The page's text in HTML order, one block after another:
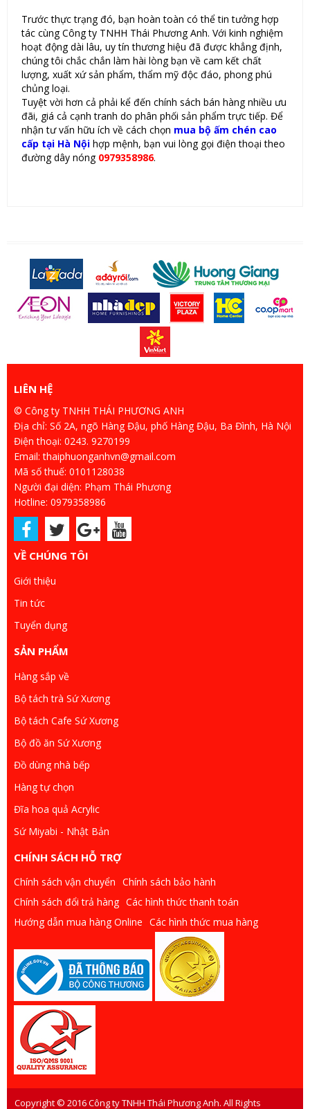
Trước thực trạng đó, bạn hoàn toàn có thể tin tưởng hợp
tác cùng Công ty TNHH Thái Phương Anh. Với kinh nghiệm
hoạt động dài lâu, uy tín thương hiệu đã được khẳng định,
chúng tôi chắc chắn làm hài lòng bạn về cam kết chất
lượng, xuất xứ sản phẩm, thẩm mỹ độc đáo, phong phú
chủng loại.
Tuyệt vời hơn cả phải kể đến chính sách bán hàng nhiều ưu
đãi, giá cả cạnh tranh do phân phối sản phẩm trực tiếp. Để
nhận tư vấn hữu ích về cách chọn mua bộ ấm chén cao
cấp tại Hà Nội hợp mệnh, bạn vui lòng gọi điện thoại theo
đường dây nóng 0979358986.
LIÊN HỆ
© Công ty TNHH THÁI PHƯƠNG ANH
Địa chỉ: Số 2A, ngõ Hàng Đậu, phố Hàng Đậu, Ba Đình, Hà Nội
Điện thoại: 0243. 9270199
Email: thaiphuonganhvn@gmail.com
Mã số thuế: 0101128038
Người đại diện: Phạm Thái Phương
Hotline: 0979358986
VỀ CHÚNG TÔI
Giới thiệu
Tin tức
Tuyển dụng
SẢN PHẨM
Hàng sắp về
Bộ tách trà Sứ Xương
Bộ tách Cafe Sứ Xương
Bộ đồ ăn Sứ Xương
Đồ dùng nhà bếp
Hàng tự chọn
Đĩa hoa quả Acrylic
Sứ Miyabi - Nhật Bản
CHÍNH SÁCH HỖ TRỢ
Chính sách vận chuyển Chính sách bảo hành
Chính sách đổi trả hàng Các hình thức thanh toán
Hướng dẫn mua hàng Online Các hình thức mua hàng
Copyright © 2016 Công ty TNHH Thái Phương Anh. All Rights